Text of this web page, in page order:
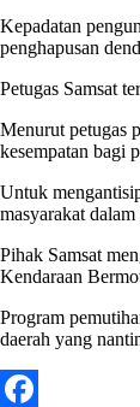
Kepadatan
penghapusan
Petugas Samsat
Menurut petugas
kesempatan bagi
Untuk
masyarakat
Pihak Samsat
Kendaraan
Program
daerah yang